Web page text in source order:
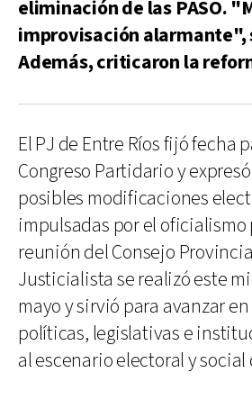
eliminación de las PASO.
improvisación alarmante",
Además, criticaron la
El PJ de Entre Ríos fijó fecha
Congreso Partidario y
posibles modificaciones
impulsadas por el oficialismo
reunión del Consejo
Justicialista se realizó este
mayo y sirvió para avanzar
políticas, legislativas e
al escenario electoral y